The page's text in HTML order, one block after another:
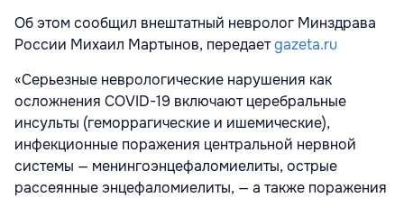
Об этом сообщил внештатный невролог Минздрава
России Михаил Мартынов, передаетgazeta.ru
«Серьезные неврологические нарушения как
осложнения COVID-19 включают церебральные
инсульты (геморрагические и ишемические),
инфекционные поражения центральной нервной
системы — менингоэнцефаломиелиты, острые
рассеянные энцефаломиелиты, — а также поражения